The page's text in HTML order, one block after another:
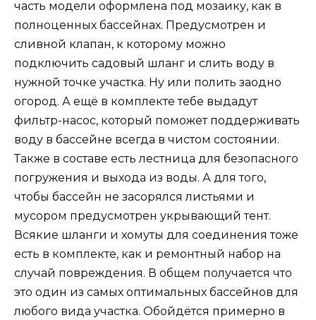
часть модели оформлена под мозаику, как в
полноценных бассейнах. Предусмотрен и
сливной клапан, к которому можно
подключить садовый шланг и слить воду в
нужной точке участка. Ну или полить заодно
огород. А ещё в комплекте тебе выдадут
фильтр-насос, который поможет поддерживать
воду в бассейне всегда в чистом состоянии.
Также в составе есть лестница для безопасного
погружения и выхода из воды. А для того,
чтобы бассейн не засорялся листьями и
мусором предусмотрен укрывающий тент.
Всякие шланги и хомуты для соединения тоже
есть в комплекте, как и ремонтный набор на
случай повреждения. В общем получается что
это один из самых оптимальных бассейнов для
любого вида участка. Обойдётся примерно в